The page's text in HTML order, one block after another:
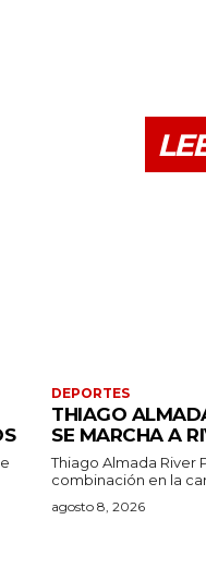
DEPORTES
THIAGO
SE MARCHA A
Thiago Almada River
combinación en la
agosto 8, 2026